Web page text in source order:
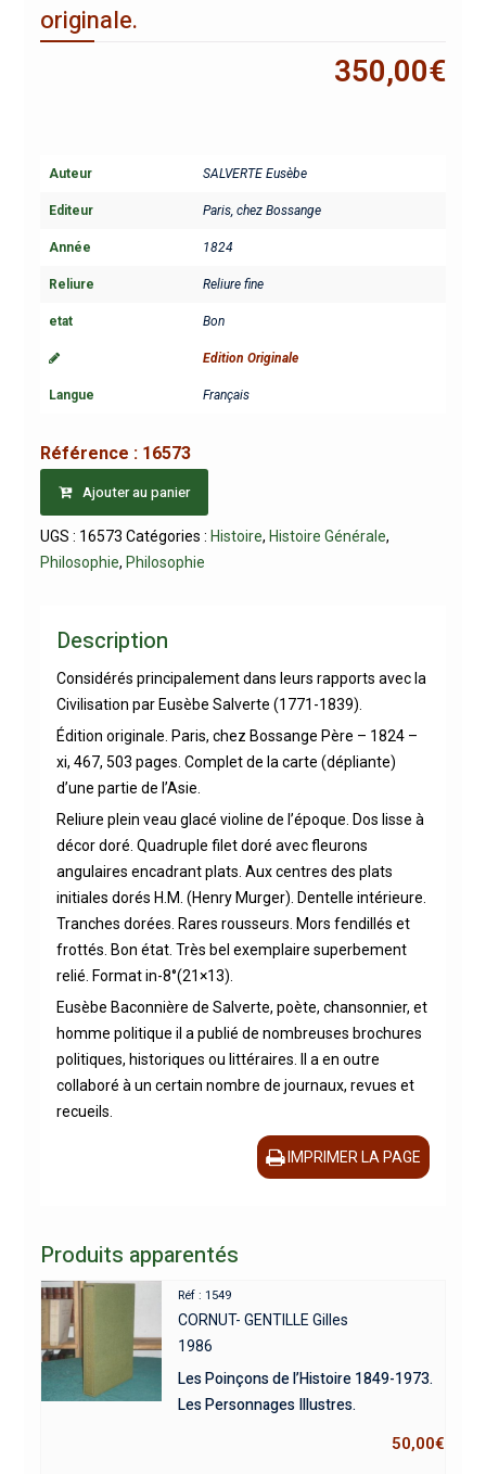
originale.
350,00€
Auteur SALVERTE Eusèbe
Editeur Paris, chez Bossange
Année 1824
Reliure Reliure fine
etat Bon
Edition Originale
Langue Français
Référence : 16573
Ajouter au panier
UGS : 16573 Catégories : Histoire, Histoire Générale,
Philosophie, Philosophie
Description
Considérés principalement dans leurs rapports avec la
Civilisation par Eusèbe Salverte (1771-1839).
Édition originale. Paris, chez Bossange Père – 1824 –
xi, 467, 503 pages. Complet de la carte (dépliante)
d’une partie de l’Asie.
Reliure plein veau glacé violine de l’époque. Dos lisse à
décor doré. Quadruple filet doré avec fleurons
angulaires encadrant plats. Aux centres des plats
initiales dorés H.M. (Henry Murger). Dentelle intérieure.
Tranches dorées. Rares rousseurs. Mors fendillés et
frottés. Bon état. Très bel exemplaire superbement
relié. Format in-8°(21×13).
Eusèbe Baconnière de Salverte, poète, chansonnier, et
homme politique il a publié de nombreuses brochures
politiques, historiques ou littéraires. Il a en outre
collaboré à un certain nombre de journaux, revues et
recueils.
IMPRIMER LA PAGE
Produits apparentés
Réf : 1549
CORNUT- GENTILLE Gilles
1986
Les Poinçons de l’Histoire 1849-1973.
Les Personnages Illustres.
50,00€